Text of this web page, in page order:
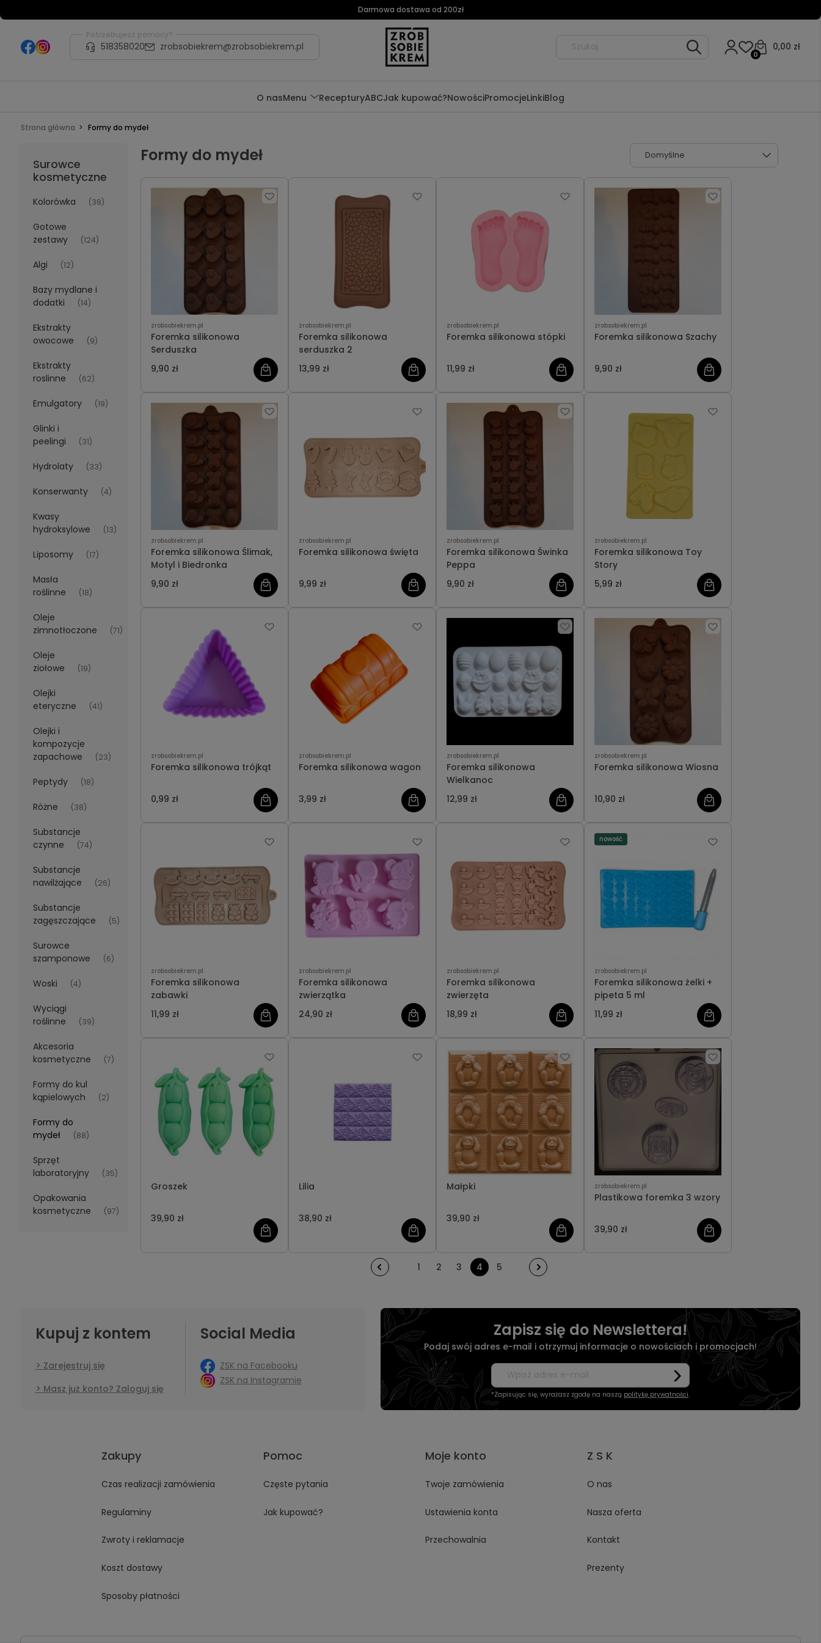
Darmowa dostawa od 200zł
Potrzebujesz pomocy?
518358020 zrobsobiekrem@zrobsobiekrem.pl 0,00 zł
0
O nasMenu RecepturyABCJak kupować?NowościPromocjeLinkiBlog
Strona główna Formy do mydeł
Surowce
kosmetyczne
Kolorówka (38)
Gotowe
zestawy
(124)
Algi (12)
Bazy mydlane i
dodatki
(14)
Ekstrakty
owocowe
(9)
Ekstrakty
roslinne
(62)
Emulgatory (19)
Glinki i
peelingi
(31)
Hydrolaty (33)
Konserwanty (4)
Kwasy
hydroksylowe
(13)
Liposomy (17)
Masła
roślinne
(18)
Oleje
zimnotłoczone
(71)
Oleje
ziołowe
(19)
Olejki
eteryczne
(41)
Olejki i
kompozycje
zapachowe
(23)
Peptydy (18)
Różne (38)
Substancje
czynne
(74)
Substancje
nawilżające
(26)
Substancje
zagęszczające
(5)
Surowce
szamponowe
(6)
Woski (4)
Wyciągi
roślinne
(39)
Akcesoria
kosmetyczne
(7)
Formy do kul
kąpielowych
(2)
Formy do
mydeł
(88)
Sprzęt
laboratoryjny
(35)
Opakowania
kosmetyczne
(97)
Formy do mydeł
zrobsobiekrem.pl
Foremka silikonowa
Serduszka
9,90 zł
zrobsobiekrem.pl
Foremka silikonowa
serduszka 2
13,99 zł
zrobsobiekrem.pl
Foremka silikonowa stópki
11,99 zł
zrobsobiekrem.pl
Foremka silikonowa Szachy
9,90 zł
zrobsobiekrem.pl
Foremka silikonowa Ślimak,
Motyl i Biedronka
9,90 zł
zrobsobiekrem.pl
Foremka silikonowa święta
9,99 zł
zrobsobiekrem.pl
Foremka silikonowa Świnka
Peppa
9,90 zł
zrobsobiekrem.pl
Foremka silikonowa Toy
Story
5,99 zł
zrobsobiekrem.pl
Foremka silikonowa trójkąt
0,99 zł
zrobsobiekrem.pl
Foremka silikonowa wagon
3,99 zł
zrobsobiekrem.pl
Foremka silikonowa
Wielkanoc
12,99 zł
zrobsobiekrem.pl
Foremka silikonowa Wiosna
10,90 zł
zrobsobiekrem.pl
Foremka silikonowa
zabawki
11,99 zł
zrobsobiekrem.pl
Foremka silikonowa
zwierzątka
24,90 zł
zrobsobiekrem.pl
Foremka silikonowa
zwierzęta
18,99 zł
zrobsobiekrem.pl
Foremka silikonowa żelki +
pipeta 5 ml
11,99 zł
nowość
Groszek
39,90 zł
Lilia
38,90 zł
Małpki
39,90 zł
zrobsobiekrem.pl
Plastikowa foremka 3 wzory
39,90 zł
1 2 3 4 5
Kupuj z kontem
Zarejestruj się
Masz już konto? Zaloguj się
Social Media
ZSK na Facebooku
ZSK na Instagramie
Zapisz się do Newslettera!
Podaj swój adres e-mail i otrzymuj informacje o nowościach i promocjach!
*Zapisując się, wyrażasz zgodę na naszą politykę prywatności.
Zakupy
Czas realizacji zamówienia
Regulaminy
Zwroty i reklamacje
Koszt dostawy
Sposoby płatności
Pomoc
Częste pytania
Jak kupować?
Moje konto
Twoje zamówienia
Ustawienia konta
Przechowalnia
Z S K
O nas
Nasza oferta
Kontakt
Prezenty